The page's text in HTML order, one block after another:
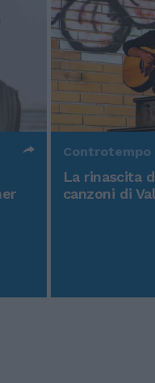
Controtempo
La rinascita
canzoni di